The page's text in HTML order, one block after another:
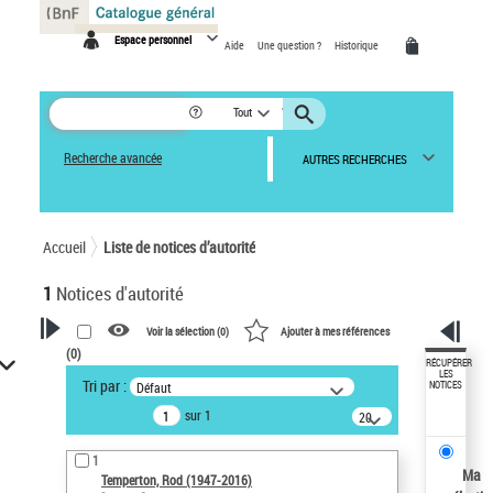
Espace personnel Aide Une question ? Historique
Tout
Recherche avancée AUTRES RECHERCHES
Accueil Liste de notices d’autorité
1 Notices d'autorité
VOTRE RECHERCHE
Recherche avancée dans les
notices d’autorité
Œuvres liées à l'auteur :
Temperton, Rod (1947-2016)
Voir la sélection (0) Ajouter à mes références
(0)
Tri par : Défaut
sur 1
20
résultats/page
1
Temperton, Rod (1947-2016)
RÉCUPÉRER
LES
NOTICES
Ma
Panneau de gestion des cookies